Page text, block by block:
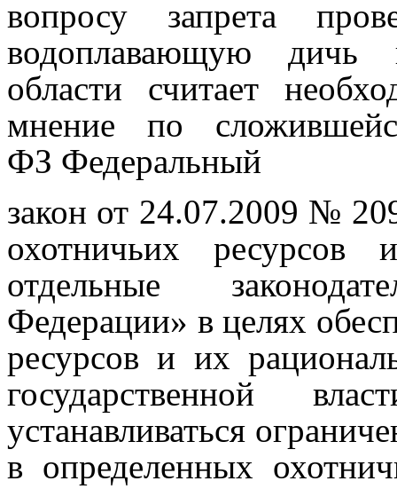
вопросу запрета
водоплавающую дичь
области считает
мнение по
ФЗ Федеральный
закон от 24.07.2009 №
охотничьих
отдельные
Федерации» в целях
ресурсов и их
государственной
устанавливаться
в определенных